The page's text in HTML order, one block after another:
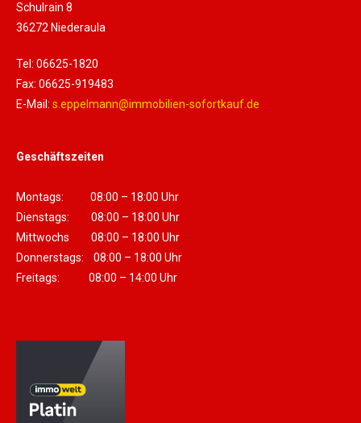
Schulrain 8
36272 Niederaula
Tel: 06625-1820
Fax: 06625-919483
E-Mail: s.eppelmann@immobilien-sofortkauf.de
Geschäftszeiten
Montags: 08:00 – 18:00 Uhr
Dienstags: 08:00 – 18:00 Uhr
Mittwochs 08:00 – 18:00 Uhr
Donnerstags: 08:00 – 18:00 Uhr
Freitags: 08:00 – 14:00 Uhr